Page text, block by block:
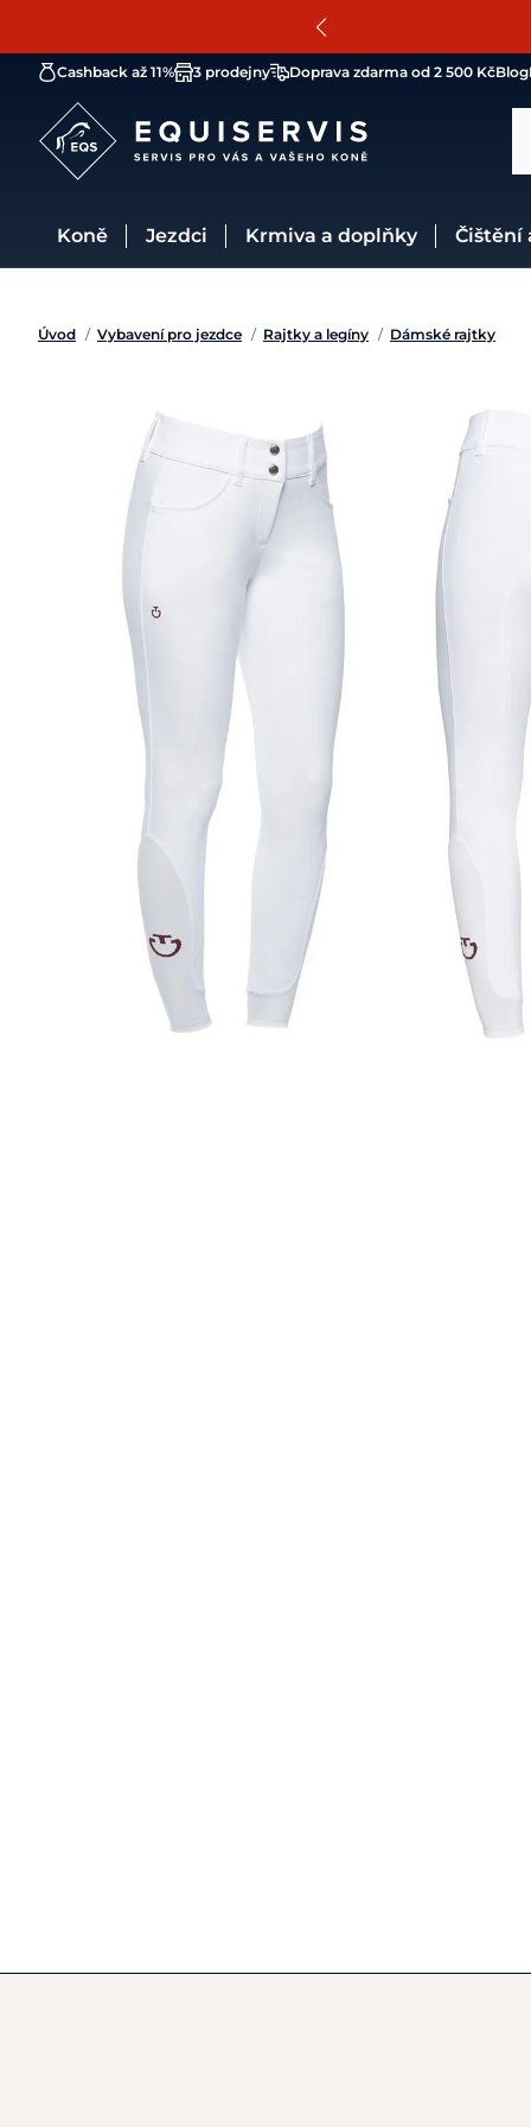
Cashback až 11% 3 prodejny Doprava zdarma od 2 500 KčBlog
Koně Jezdci Krmiva a doplňky
Úvod / Vybavení pro jezdce / Rajtky a legíny / Dámské rajtky